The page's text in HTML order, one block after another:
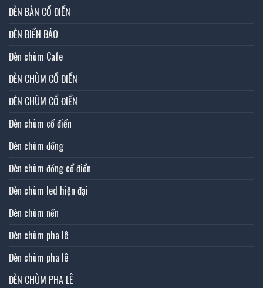
ĐÈN BÀN CỔ ĐIỂN
ĐÈN BIỂN BÁO
Đèn chùm Cafe
ĐÈN CHÙM CỔ ĐIỂN
ĐÈN CHÙM CỔ ĐIỂN
Đèn chùm cổ điển
Đèn chùm đồng
Đèn chùm đồng cổ điển
Đèn chùm led hiện đại
Đèn chùm nến
Đèn chùm pha lê
Đèn chùm pha lê
ĐÈN CHÙM PHA LÊ